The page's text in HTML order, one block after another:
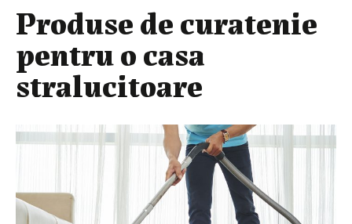
Produse de curatenie
pentru o casa
stralucitoare